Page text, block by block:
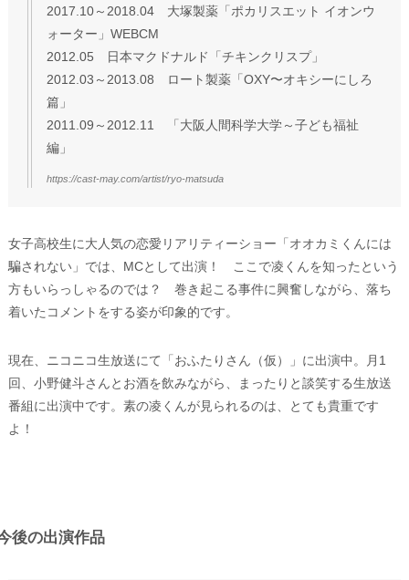
2017.10～2018.04 大塚製薬「ポカリスエット イオンウ
ォーター」WEBCM
2012.05 日本マクドナルド「チキンクリスプ」
2012.03～2013.08 ロート製薬「OXY〜オキシーにしろ
篇」
2011.09～2012.11 「大阪人間科学大学～子ども福祉
編」
https://cast-may.com/artist/ryo-matsuda
女子高校生に大人気の恋愛リアリティーショー「オオカミくんには
騙されない」では、MCとして出演！ ここで凌くんを知ったという
方もいらっしゃるのでは？ 巻き起こる事件に興奮しながら、落ち
着いたコメントをする姿が印象的です。
現在、ニコニコ生放送にて「おふたりさん（仮）」に出演中。月1
回、小野健斗さんとお酒を飲みながら、まったりと談笑する生放送
番組に出演中です。素の凌くんが見られるのは、とても貴重です
よ！
後の出演作品